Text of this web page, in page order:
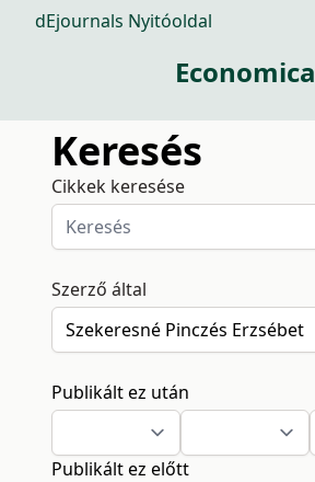
dEjournals Nyitóoldal
Economica
Keresés
Cikkek keresése
Szerző által
Publikált ez után
Publikált ez előtt